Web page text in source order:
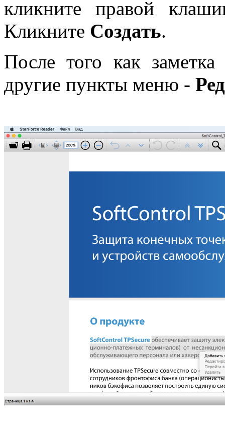
кликните правой
Кликните Создать.
После того как заметка
другие пункты меню -